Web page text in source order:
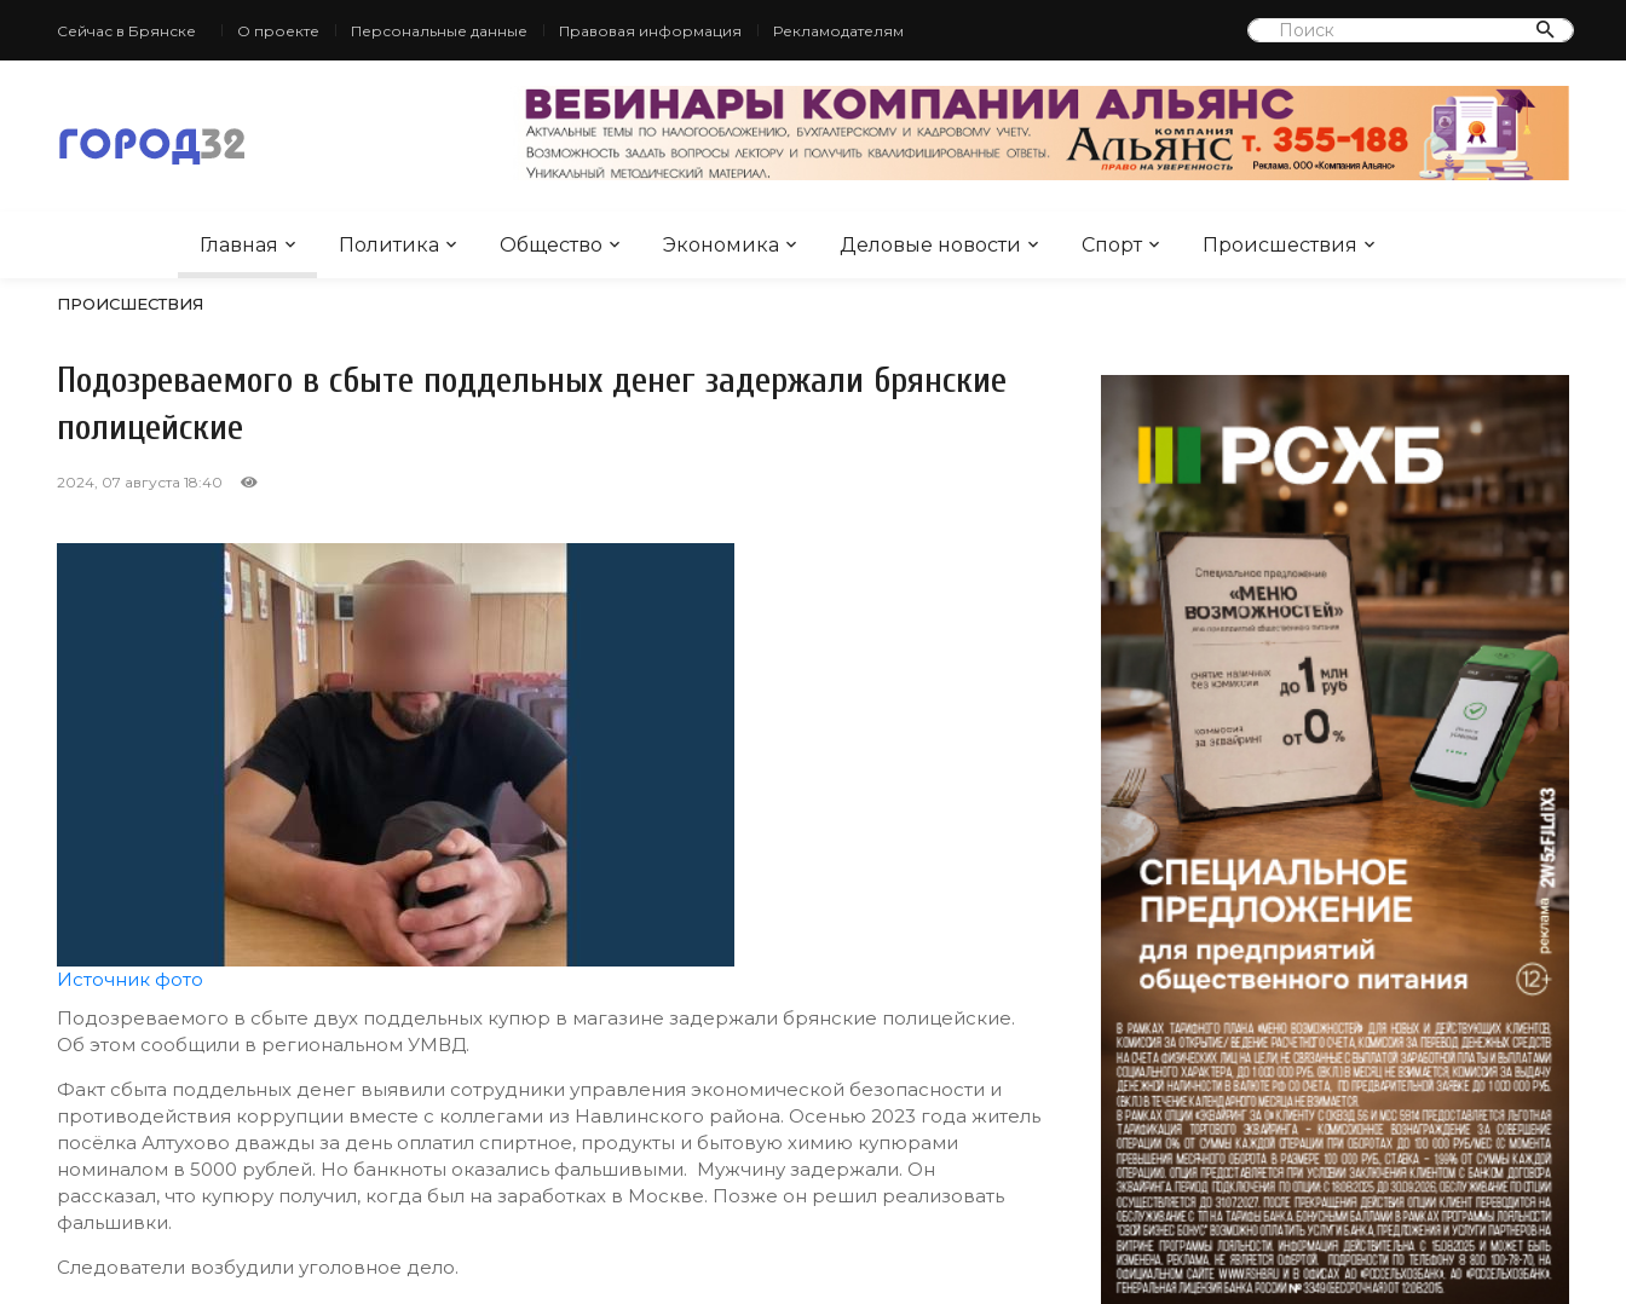
Сейчас в Брянске О проекте Персональные данные Правовая информация Рекламодателям
Главная Политика Общество Экономика Деловые новости Спорт Происшествия
ПРОИСШЕСТВИЯ
Подозреваемого в сбыте поддельных денег задержали брянские
полицейские
2024, 07 августа 18:40
Источник фото
Подозреваемого в сбыте двух поддельных купюр в магазине задержали брянские полицейские.
Об этом сообщили в региональном УМВД.
Факт сбыта поддельных денег выявили сотрудники управления экономической безопасности и
противодействия коррупции вместе с коллегами из Навлинского района. Осенью 2023 года житель
посёлка Алтухово дважды за день оплатил спиртное, продукты и бытовую химию купюрами
номиналом в 5000 рублей. Но банкноты оказались фальшивыми. Мужчину задержали. Он
рассказал, что купюру получил, когда был на заработках в Москве. Позже он решил реализовать
фальшивки.
Следователи возбудили уголовное дело.